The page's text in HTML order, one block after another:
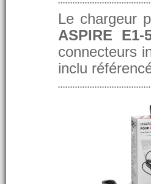
Le chargeur
ASPIRE E1-
connecteurs
inclu